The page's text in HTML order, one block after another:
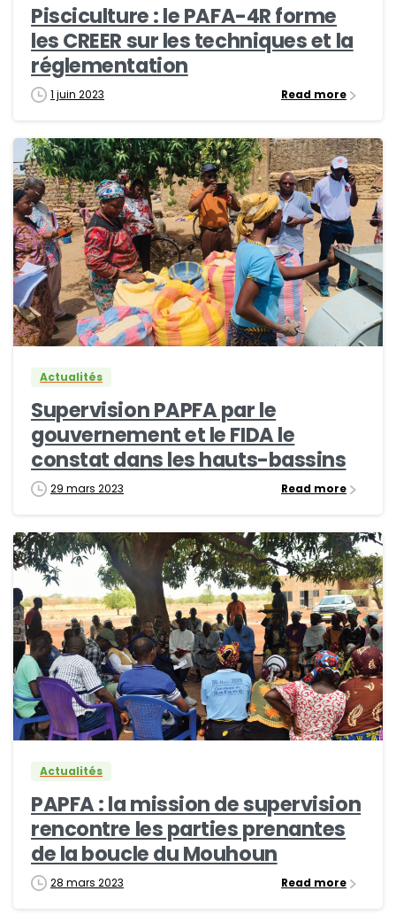
Pisciculture : le PAFA-4R forme
les CREER sur les techniques et la
réglementation
1 juin 2023 Read more
0
Actualités
Supervision PAPFA par le
gouvernement et le FIDA le
constat dans les hauts-bassins
29 mars 2023 Read more
0 0
Actualités
PAPFA : la mission de supervision
rencontre les parties prenantes
de la boucle du Mouhoun
28 mars 2023 Read more